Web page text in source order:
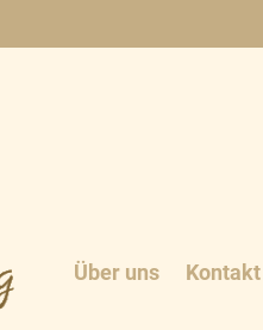
Über uns Kontakt